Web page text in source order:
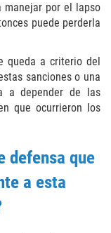
Robada
manejar por el lapso
puede perderla
queda a criterio del
sanciones o una
a depender de las
que ocurrieron los
defensa que
a esta